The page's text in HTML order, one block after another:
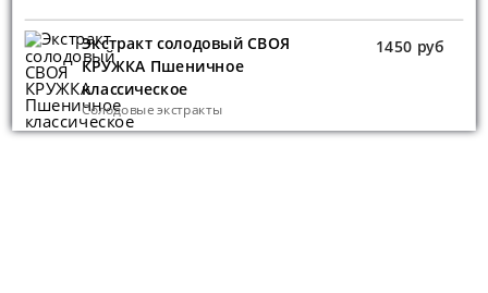
Экстракт солодовый СВОЯ
КРУЖКА Пшеничное
классическое
Солодовые экстракты
1450 руб